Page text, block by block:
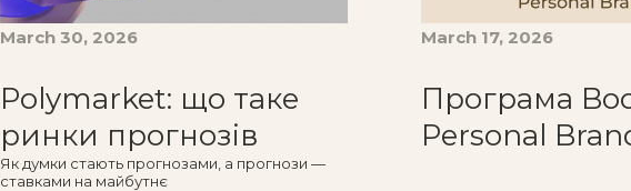
March 30, 2026
Polymarket: що таке
ринки прогнозів
Як думки стають прогнозами, а прогнози —
ставками на майбутнє
March 17, 2026
Програма
Personal